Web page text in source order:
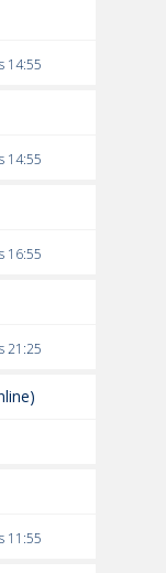
14:55
14:55
16:55
21:25
11:55